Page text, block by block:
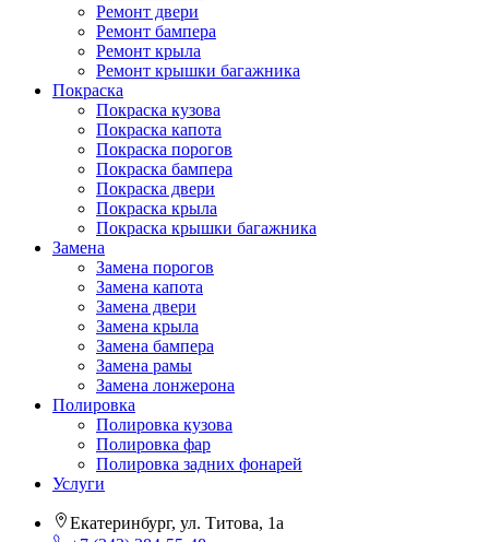
Ремонт двери
Ремонт бампера
Ремонт крыла
Ремонт крышки багажника
Покраска
Покраска кузова
Покраска капота
Покраска порогов
Покраска бампера
Покраска двери
Покраска крыла
Покраска крышки багажника
Замена
Замена порогов
Замена капота
Замена двери
Замена крыла
Замена бампера
Замена рамы
Замена лонжерона
Полировка
Полировка кузова
Полировка фар
Полировка задних фонарей
Услуги
Екатеринбург, ул. Титова, 1а